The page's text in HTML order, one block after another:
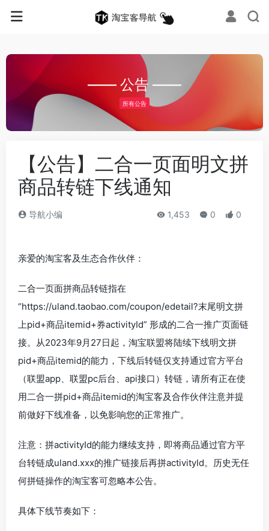
—— 公告 ——
所有公告
【公告】二合一页面明文拼
商品转链下线通知
导航小编 1,453 0 0
亲爱的淘宝客及生态合作伙伴：
二合一页面拼商品转链指在
“https://uland.taobao.com/coupon/edetail?末尾明文拼
上pid+商品itemid+券activityId” 形成的二合一推广页面链
接。从2023年9月27日起，淘宝联盟将陆续下线明文拼
pid+商品itemid的能力，下线后转链仅支持通过官方平台
（联盟app、联盟pc后台、api接口）转链，请所有正在使
用二合一拼pid+商品itemid的淘宝客及合作伙伴注意并提
前做好下线准备，以免影响您的正常推广。
注意：拼activityId的能力继续支持，即将商品通过官方平
台转链成uland.xxx的推广链接后再拼activityId。历史无任
何拼链操作的淘宝客可忽略本公告。
具体下线节奏如下：